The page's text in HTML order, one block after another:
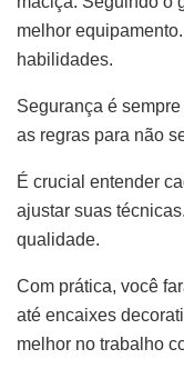
melhor
habilidades.
Segurança é
as regras para não
É crucial entender
ajustar suas
qualidade.
Com prática, você
até encaixes
melhor no trabalho